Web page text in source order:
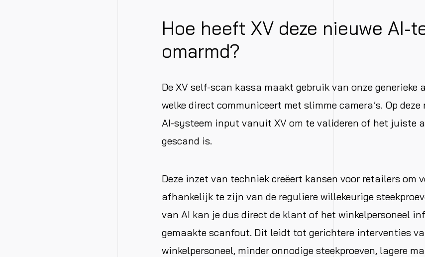
Hoe heeft XV deze nieuwe AI-
omarmd?
De XV self-scan kassa maakt gebruik van onze
welke direct communiceert met slimme camera’s. Op
AI-systeem input vanuit XV om te valideren of het juiste
gescand is.
Deze inzet van techniek creëert kansen voor retailers om
afhankelijk te zijn van de reguliere willekeurige
van AI kan je dus direct de klant of het winkelpersoneel
gemaakte scanfout. Dit leidt tot gerichtere interventies
winkelpersoneel, minder onnodige steekproeven, lagere